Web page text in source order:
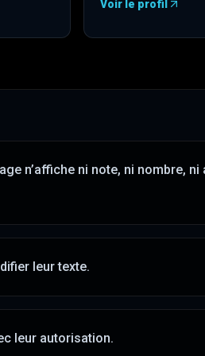
un nouvel onglet )
Voir le profil
—Facebook(
n’affiche ni note, ni nombre, ni
leur texte.
leur autorisation.